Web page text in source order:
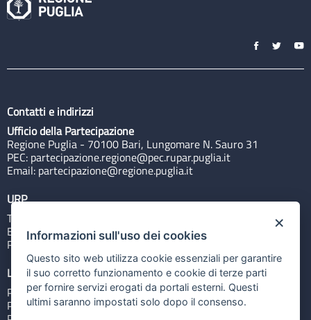
Contatti e indirizzi
Ufficio della Partecipazione
Regione Puglia - 70100 Bari, Lungomare N. Sauro 31
PEC: partecipazione.regione@pec.rupar.puglia.it
Email: partecipazione@regione.puglia.it
URP
Tel: 800713939
Email:quiregione@regione.puglia.it
Rubrica
Link utili
Portale Istituzionale
PO FESR Puglia 2014-2020
×
Informazioni sull'uso dei cookies
Questo sito web utilizza cookie essenziali per garantire
il suo corretto funzionamento e cookie di terze parti
per fornire servizi erogati da portali esterni. Questi
ultimi saranno impostati solo dopo il consenso.